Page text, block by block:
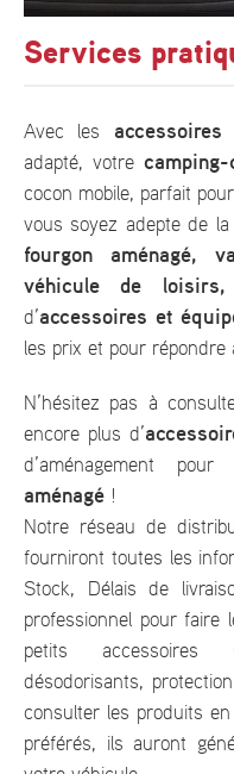
Services
Avec les
adapté, votre
cocon mobile, parfait
vous soyez adepte de la
fourgon aménagé,
véhicule de loisirs,
d’accessoires et
les prix et pour répondre
N’hésitez pas à
encore plus d’
d’aménagement
aménagé !
Notre réseau de
fourniront toutes les
Stock, Délais de
professionnel pour faire
petits accessoires
désodorisants,
consulter les produits
préférés, ils auront